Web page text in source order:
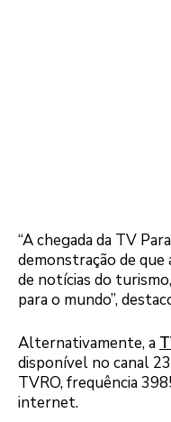
“A chegada da TV
demonstração de que
de notícias do
para o mundo”,
Alternativamente, a
disponível no canal
TVRO, frequência
internet.